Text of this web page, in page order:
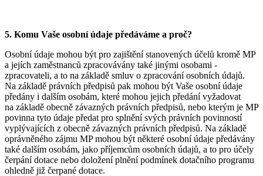
5. Komu Vaše osobní údaje předáváme a proč?
Osobní údaje mohou být pro zajištění stanovených účelů kromě MP
a jejích zaměstnanců zpracovávány také jinými osobami -
zpracovateli, a to na základě smluv o zpracování osobních údajů.
Na základě právních předpisů pak mohou být Vaše osobní údaje
předány i dalším osobám, které mohou jejich předání vyžadovat
na základě obecně závazných právních předpisů, nebo kterým je MP
povinna tyto údaje předat pro splnění svých právních povinností
vyplývajících z obecně závazných právních předpisů. Na základě
oprávněného zájmu MP mohou být některé osobní údaje předávány
také dalším osobám, jako příjemcům osobních údajů, a to pro účely
čerpání dotace nebo doložení plnění podmínek dotačního programu
ohledně již čerpané dotace.